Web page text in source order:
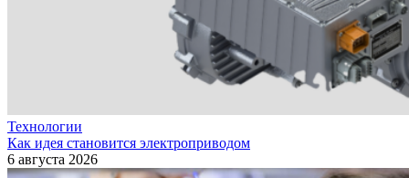
Технологии
Как идея становится электроприводом
6 августа 2026